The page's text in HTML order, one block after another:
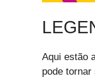
Aqui estão
pode